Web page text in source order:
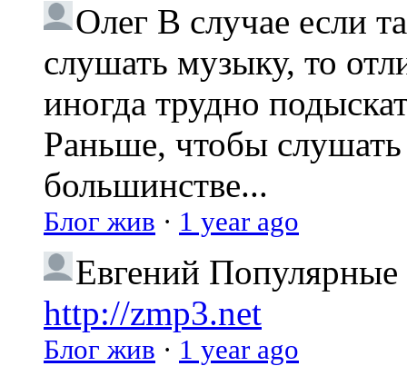
Олег В случае если
слушать музыку, то
иногда трудно
Раньше, чтобы слушать
большинстве...
Блог жив · 1 year ago
Евгений Популярные
http://zmp3.net
Блог жив · 1 year ago